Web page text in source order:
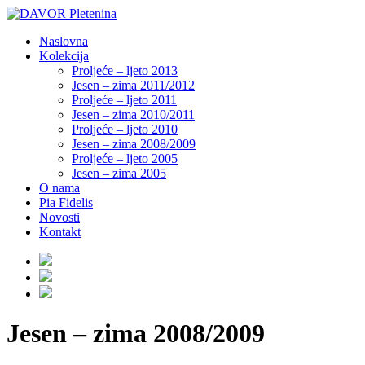
Naslovna
Kolekcija
Proljeće – ljeto 2013
Jesen – zima 2011/2012
Proljeće – ljeto 2011
Jesen – zima 2010/2011
Proljeće – ljeto 2010
Jesen – zima 2008/2009
Proljeće – ljeto 2005
Jesen – zima 2005
O nama
Pia Fidelis
Novosti
Kontakt
Jesen – zima 2008/2009